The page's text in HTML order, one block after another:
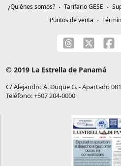
¿Quiénes somos? Tarifario GESE
Puntos de venta
© 2019 La Estrella de Panamá
C/ Alejandro A. Duque G. - Apartado
Teléfono: +507 204-0000